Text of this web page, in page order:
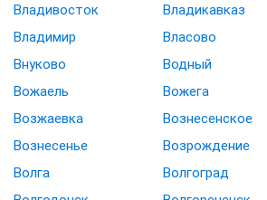
Владивосток
Владикавказ
Владимир
Власово
Внуково
Водный
Вожаель
Вожега
Возжаевка
Вознесенское
Вознесенье
Возрождение
Волга
Волгоград